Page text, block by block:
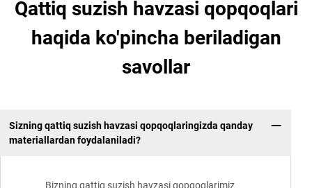
Qattiq suzish havzasi qopqoqlari
haqida ko'pincha beriladigan
savollar
Sizning qattiq suzish havzasi qopqoqlaringizda qanday
materiallardan foydalaniladi?
Bizning qattiq suzish havzasi qopqoqlarimiz